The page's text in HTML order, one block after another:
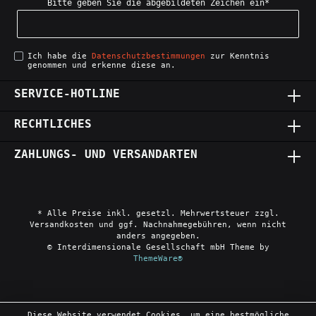
Bitte geben Sie die abgebildeten Zeichen ein*
Ich habe die Datenschutzbestimmungen zur Kenntnis
genommen und erkenne diese an.
SERVICE-HOTLINE
RECHTLICHES
ZAHLUNGS- UND VERSANDARTEN
* Alle Preise inkl. gesetzl. Mehrwertsteuer zzgl.
Versandkosten und ggf. Nachnahmegebühren, wenn nicht
anders angegeben.
© Interdimensionale Gesellschaft mbH Theme by
ThemeWare®